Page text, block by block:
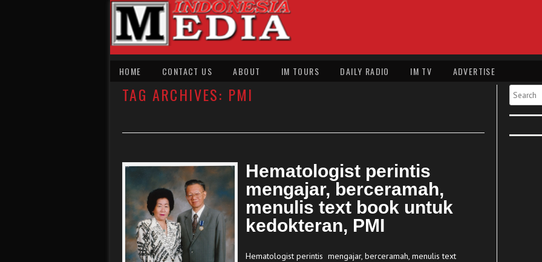
HOME CONTACT US ABOUT IM TOURS DAILY RADIO IM TV ADVERTISE
TAG ARCHIVES: PMI
Hematologist perintis
mengajar, berceramah,
menulis text book untuk
kedokteran, PMI
Hematologist perintis mengajar, berceramah, menulis text
Search